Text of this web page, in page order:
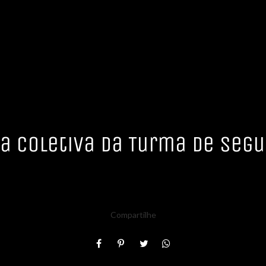
Coletiva da Turma de
Compartilhe